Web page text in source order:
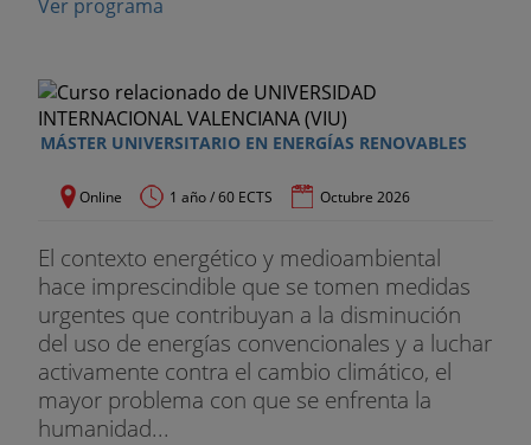
Ver programa
MÁSTER UNIVERSITARIO EN ENERGÍAS RENOVABLES
Online 1 año / 60 ECTS Octubre 2026
El contexto energético y medioambiental
hace imprescindible que se tomen medidas
urgentes que contribuyan a la disminución
del uso de energías convencionales y a luchar
activamente contra el cambio climático, el
mayor problema con que se enfrenta la
humanidad...